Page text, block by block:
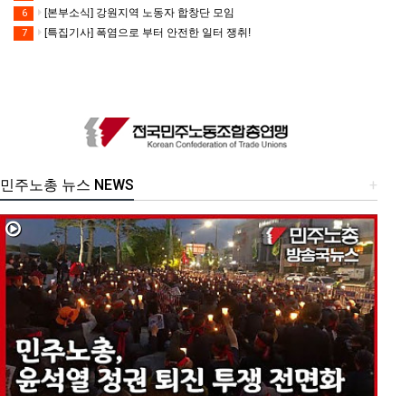
6 [본부소식] 강원지역 노동자 합창단 모임
7 [특집기사] 폭염으로 부터 안전한 일터 쟁취!
+
민주노총 뉴스 NEWS